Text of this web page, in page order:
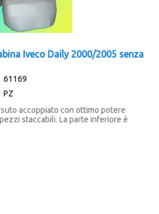
Iveco Daily 2000/2005 senza
61169
PZ
accoppiato con ottimo potere
staccabili. La parte inferiore è